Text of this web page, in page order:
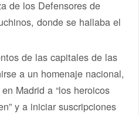
de los Defensores de
donde se hallaba el
de las capitales de las
a un homenaje nacional,
Madrid a “los heroicos
y a iniciar suscripciones